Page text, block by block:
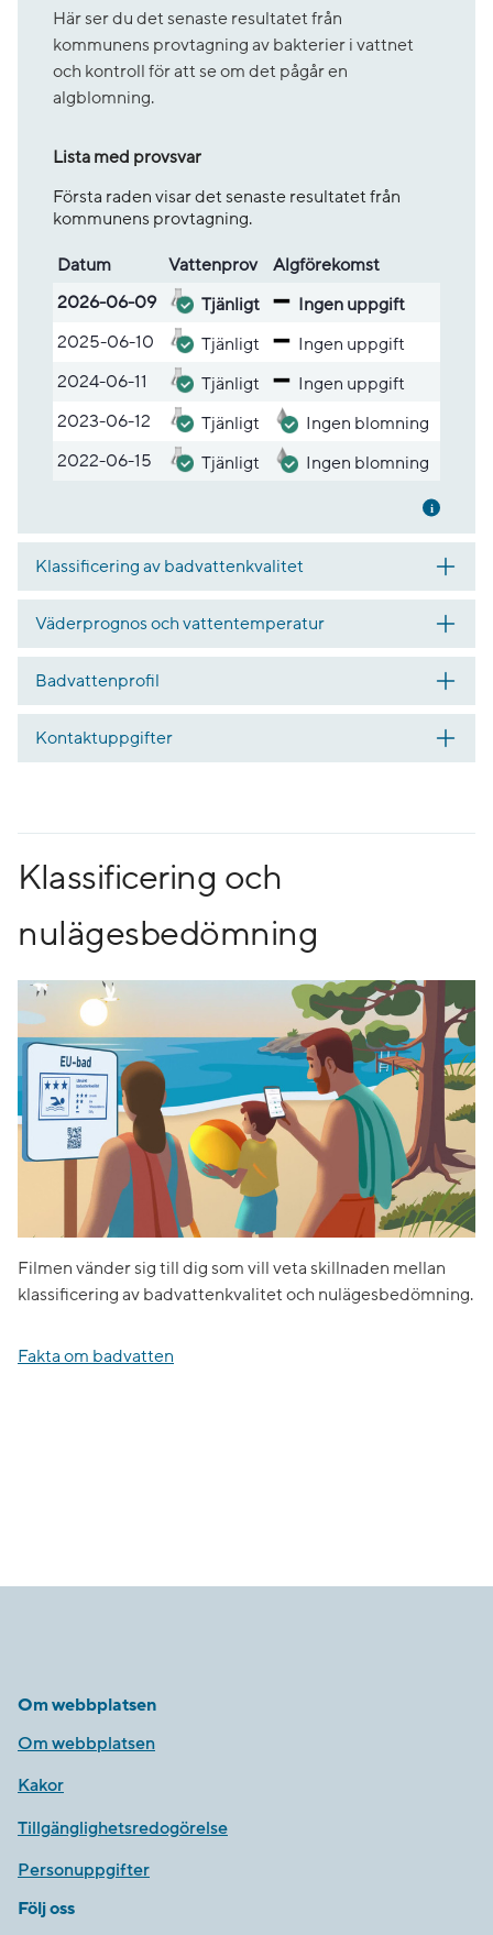
Här ser du det senaste resultatet från
kommunens provtagning av bakterier i vattnet
och kontroll för att se om det pågår en
algblomning.
Lista med provsvar
Första raden visar det senaste resultatet från
kommunens provtagning.
Lista med provsvar
Datum Vatten­prov
Alg­före­komst
2026-06-09
Tjänligt
Ingen uppgift
2025-06-10
Tjänligt
Ingen uppgift
2024-06-11
Tjänligt
Ingen uppgift
2023-06-12
Tjänligt
Ingen blomning
2022-06-15
Tjänligt Ingen blomning
Mer
Klassificering av badvattenkvalitet
Väderprognos och vattentemperatur
Badvattenprofil
Kontaktuppgifter
Klassificering och
nulägesbedömning
Filmen vänder sig till dig som vill veta skillnaden mellan
klassificering av badvattenkvalitet och nulägesbedömning.
Fakta om badvatten
Om webbplatsen
Om webbplatsen
Kakor
Tillgänglighetsredogörelse
Personuppgifter
Följ oss